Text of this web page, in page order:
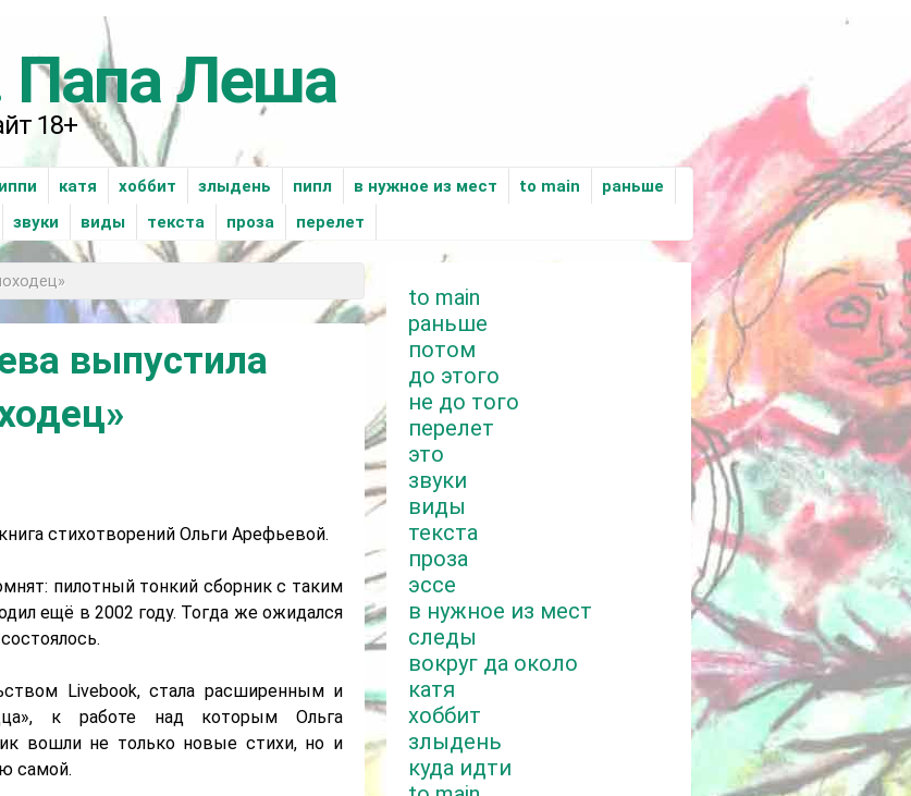
Папа Леша
18+
катя xоббит злыдень пипл в нужное из мест to main
раньше
звуки виды текста проза перелет
выпустила
стихотворений Ольги Арефьевой.
пилотный тонкий сборник с таким
ещё в 2002 году. Тогда же ожидался
Livebook, стала расширенным и
к работе над которым Ольга
вошли не только новые стихи, но и
самой.
to main
раньше
потом
до этого
не до того
перелет
это
звуки
виды
текста
проза
эссе
в нужное из мест
следы
вокруг да около
катя
хоббит
злыдень
куда идти